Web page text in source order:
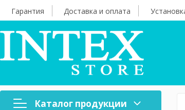
Гарантия Доставка и оплата
Каталог продукции